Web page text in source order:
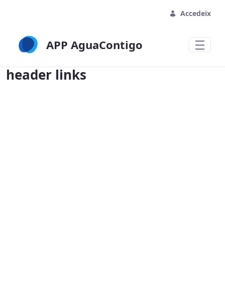
Accedeix
APP AguaContigo
header links - APP AguaContigo
header links